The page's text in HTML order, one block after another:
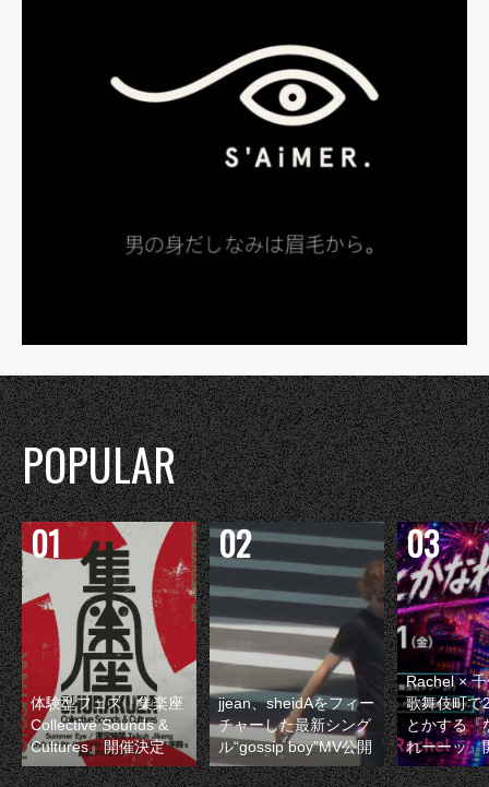
POPULAR
体験型フェス『集楽座
Collective Sounds &
Cultures』開催決定
jjean、sheidAをフィー
チャーした最新シング
ル“gossip boy”MV公開
Rachel ×
歌舞伎町で
とかする『
れーーッ』